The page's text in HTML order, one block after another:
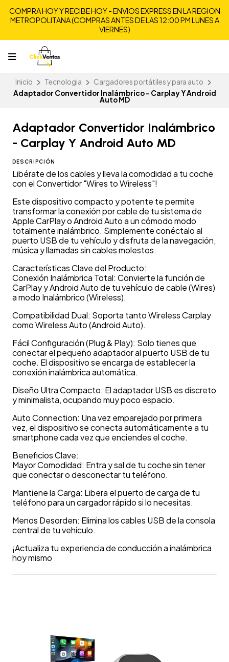
COMPRA HOY Y RECIBE HOY - ENVIOS EXPRESS EN LA REGION
METROPOLITANA (COMPRAS ANTES DE LAS 12:00 PM LUNES A
VIERNES)
Inicio Tecnologia
Cargadores portátiles y para auto
Adaptador Convertidor Inalámbrico - Carplay Y Android
Auto MD
Adaptador Convertidor Inalámbrico
- Carplay Y Android Auto MD
DESCRIPCIÓN
Libérate de los cables y lleva la comodidad a tu coche
con el Convertidor "Wires to Wireless"!
Este dispositivo compacto y potente te permite
transformar la conexión por cable de tu sistema de
Apple CarPlay o Android Auto a un cómodo modo
totalmente inalámbrico. Simplemente conéctalo al
puerto USB de tu vehículo y disfruta de la navegación,
música y llamadas sin cables molestos.
Características Clave del Producto:
Conexión Inalámbrica Total: Convierte la función de
CarPlay y Android Auto de tu vehículo de cable (Wires)
a modo Inalámbrico (Wireless).
Compatibilidad Dual: Soporta tanto Wireless Carplay
como Wireless Auto (Android Auto).
Fácil Configuración (Plug & Play): Solo tienes que
conectar el pequeño adaptador al puerto USB de tu
coche. El dispositivo se encarga de establecer la
conexión inalámbrica automática.
Diseño Ultra Compacto: El adaptador USB es discreto
y minimalista, ocupando muy poco espacio.
Auto Connection: Una vez emparejado por primera
vez, el dispositivo se conecta automáticamente a tu
smartphone cada vez que enciendes el coche.
Beneficios Clave:
Mayor Comodidad: Entra y sal de tu coche sin tener
que conectar o desconectar tu teléfono.
Mantiene la Carga: Libera el puerto de carga de tu
teléfono para un cargador rápido si lo necesitas.
Menos Desorden: Elimina los cables USB de la consola
central de tu vehículo.
¡Actualiza tu experiencia de conducción a inalámbrica
hoy mismo